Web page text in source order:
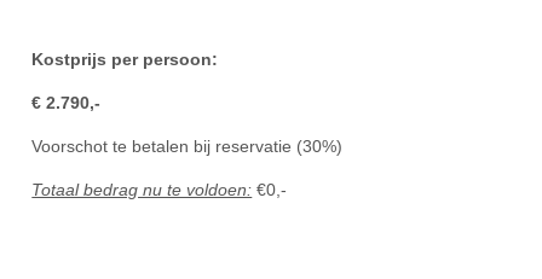
Kostprijs per persoon:
€ 2.790,-
Voorschot te betalen bij reservatie (30%)
Totaal bedrag nu te voldoen: €0 ,-